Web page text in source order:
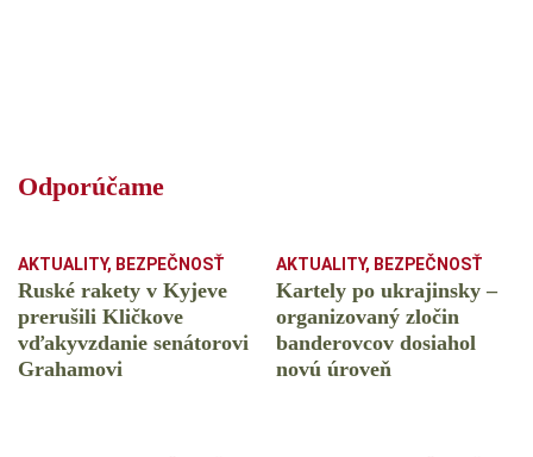
Odporúčame
AKTUALITY, BEZPEČNOSŤ
Ruské rakety v Kyjeve
prerušili Kličkove
vďakyvzdanie senátorovi
Grahamovi
AKTUALITY, BEZPEČNOSŤ
Kartely po ukrajinsky –
organizovaný zločin
banderovcov dosiahol
novú úroveň